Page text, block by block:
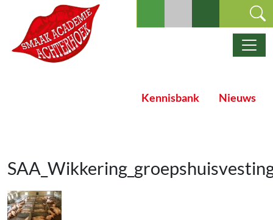
Ga naar de inhoud
Hoofdnavigatie
Kennisbank Nieuws